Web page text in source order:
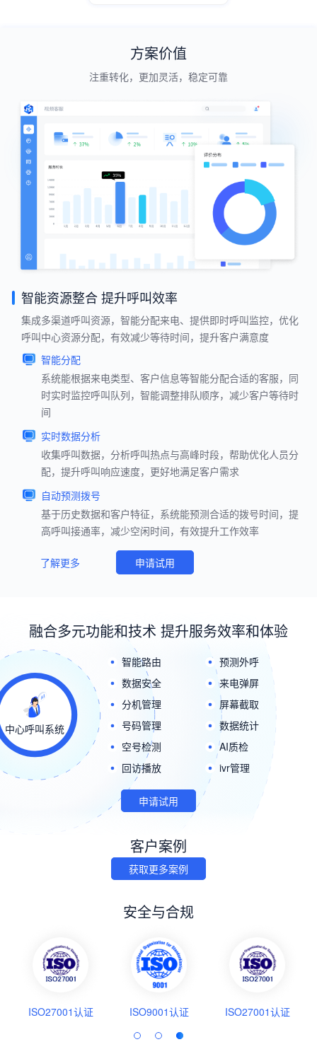
方案价值
注重转化，更加灵活，稳定可靠
智能资源整合 提升呼叫效率
集成多渠道呼叫资源，智能分配来电、提供即时呼叫监控，优化
呼叫中心资源分配，有效减少等待时间，提升客户满意度
智能分配
系统能根据来电类型、客户信息等智能分配合适的客服，同
时实时监控呼叫队列，智能调整排队顺序，减少客户等待时
间
实时数据分析
收集呼叫数据，分析呼叫热点与高峰时段，帮助优化人员分
配，提升呼叫响应速度，更好地满足客户需求
自动预测拨号
基于历史数据和客户特征，系统能预测合适的拨号时间，提
高呼叫接通率，减少空闲时间，有效提升工作效率
了解更多 申请试用
融合多元功能和技术 提升服务效率和体验
中心呼叫系统
智能路由
预测外呼
数据安全
来电弹屏
分机管理
屏幕截取
号码管理
数据统计
空号检测
AI质检
回访播放
ivr管理
申请试用
客户案例
获取更多案例
安全与合规
ISO27001认证 ISO9001认证 ISO27001认证